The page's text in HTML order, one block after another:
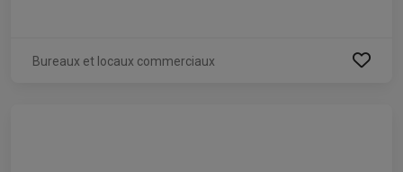
Bureaux et locaux commerciaux